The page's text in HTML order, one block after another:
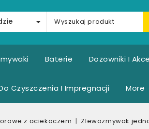
Baterie Dozowniki I
Czyszczenia I Impregnacji More
z ociekaczem Zlewozmywak